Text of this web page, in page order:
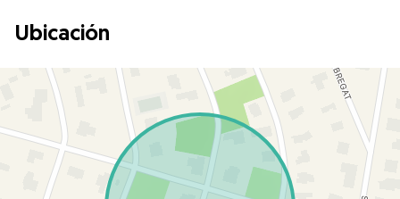
Ubicación